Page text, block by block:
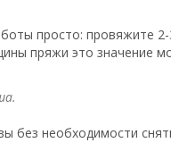
просто: провяжите
пряжи это значение
без необходимости